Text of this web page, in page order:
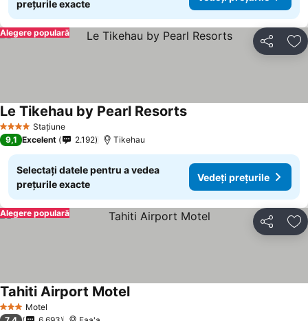
prețurile exacte
Distribuiți
Alegere populară
4 Stele Stațiune
Le Tikehau by Pearl ResortsVedeți prețurile
9,1 Excelent 2.192 Tikehau
Selectați datele pentru a vedea
prețurile exacte
Vedeți prețurile
Distribuiți
Alegere populară
3 SteleMotel
Tahiti Airport MotelVedeți prețurile